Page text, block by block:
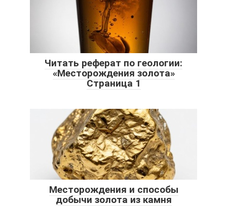
Читать реферат по геологии:
«Месторождения золота»
Страница 1
Месторождения и способы
добычи золота из камня